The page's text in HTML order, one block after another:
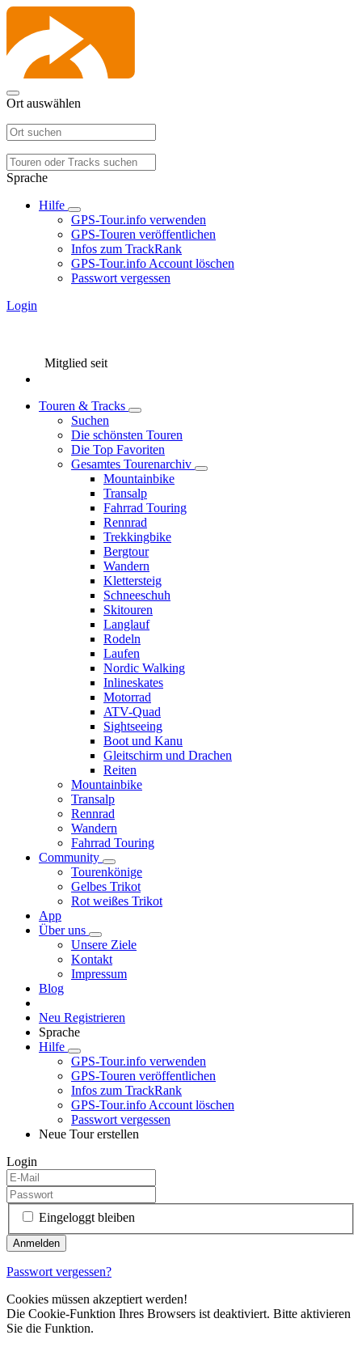
Ort auswählen
Sprache
Hilfe
GPS-Tour.info verwenden
GPS-Touren veröffentlichen
Infos zum TrackRank
GPS-Tour.info Account löschen
Passwort vergessen
Login
Mitglied seit
Touren & Tracks
Suchen
Die schönsten Touren
Die Top Favoriten
Gesamtes Tourenarchiv
Mountainbike
Transalp
Fahrrad Touring
Rennrad
Trekkingbike
Bergtour
Wandern
Klettersteig
Schneeschuh
Skitouren
Langlauf
Rodeln
Laufen
Nordic Walking
Inlineskates
Motorrad
ATV-Quad
Sightseeing
Boot und Kanu
Gleitschirm und Drachen
Reiten
Mountainbike
Transalp
Rennrad
Wandern
Fahrrad Touring
Community
Tourenkönige
Gelbes Trikot
Rot weißes Trikot
App
Über uns
Unsere Ziele
Kontakt
Impressum
Blog
Neu Registrieren
Sprache
Hilfe
GPS-Tour.info verwenden
GPS-Touren veröffentlichen
Infos zum TrackRank
GPS-Tour.info Account löschen
Passwort vergessen
Neue Tour erstellen
Login
Eingeloggt bleiben
Passwort vergessen?
Cookies müssen akzeptiert werden!
Die Cookie-Funktion Ihres Browsers ist deaktiviert. Bitte aktivieren
Sie die Funktion.